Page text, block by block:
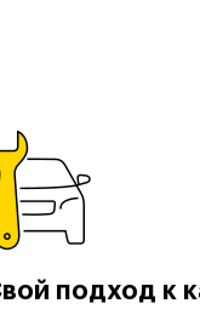
подход к